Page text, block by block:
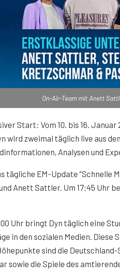
On-Air-Team mit Anett
Start: Vom 10. bis 16.
wird zweimal täglich live aus
Analysen und
tägliche EM-Update “Schnelle
Anett Sattler. Um 17:45 Uhr
Uhr bringt Dyn täglich eine
in den sozialen Medien. Diese
sind die Deutschland-
sowie die Spiele des